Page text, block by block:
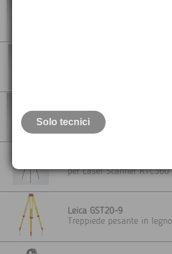
piombo ottico
Per strumenti con elevata
angolare
per Laser Scanner RTC360
Leica GST20-9
Treppiede pesante in legno
Solo tecnici